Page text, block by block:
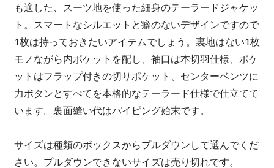
も適した、スーツ地を使った細身のテーラードジャケッ
ト。スマートなシルエットと癖のないデザインですので
1枚は持っておきたいアイテムでしょう。裏地はない1枚
モノながら内ポケットを配し、袖口は本切羽仕様、ポケ
ットはフラップ付きの切りポケット、センターベンツに
力ボタンとすべてを本格的なテーラード仕様で仕立てて
います。裏面縫い代はパイピング始末です。
サイズは種類のボックスからプルダウンして選んでくだ
さい。プルダウンできないサイズは売り切れです。